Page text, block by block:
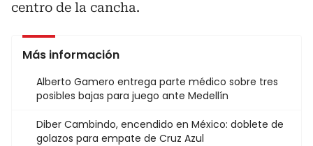
centro de la cancha.
Más información
Alberto Gamero entrega parte médico sobre tres
posibles bajas para juego ante Medellín
Diber Cambindo, encendido en México: doblete de
golazos para empate de Cruz Azul